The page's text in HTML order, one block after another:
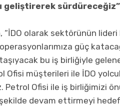
geliştirerek sürdüreceğiz”
“İDO olarak sektörünün
güç
bu iş birliğiyle
müşterileri ile İDO
Petrol Ofisi ile iş birliğimizi
devam ettirmeyi